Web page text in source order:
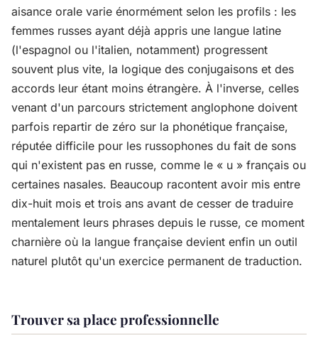
aisance orale varie énormément selon les profils : les
femmes russes ayant déjà appris une langue latine
(l'espagnol ou l'italien, notamment) progressent
souvent plus vite, la logique des conjugaisons et des
accords leur étant moins étrangère. À l'inverse, celles
venant d'un parcours strictement anglophone doivent
parfois repartir de zéro sur la phonétique française,
réputée difficile pour les russophones du fait de sons
qui n'existent pas en russe, comme le « u » français ou
certaines nasales. Beaucoup racontent avoir mis entre
dix-huit mois et trois ans avant de cesser de traduire
mentalement leurs phrases depuis le russe, ce moment
charnière où la langue française devient enfin un outil
naturel plutôt qu'un exercice permanent de traduction.
Trouver sa place professionnelle